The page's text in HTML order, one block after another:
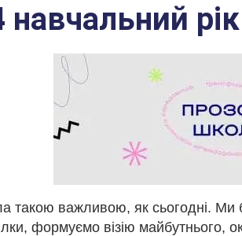
рік
такою важливою, як сьогодні.
формуємо візію майбутнього,